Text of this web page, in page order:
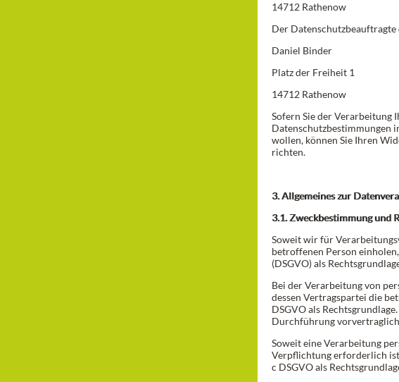
14712 Rathenow
Der
Daniel Binder
Platz der Freiheit 1
14712 Rathenow
Sofern Sie der Verarbeitung
Datenschutzbestimmungen
wollen, können Sie Ihren
richten.
3. Allgemeines zur
3.1. Zweckbestimmung und
Soweit wir für
betroffenen Person
(DSGVO) als
Bei der Verarbeitung von
dessen Vertragspartei die
DSGVO als
Durchführung
Soweit eine Verarbeitung
Verpflichtung erforderlich
c DSGVO als